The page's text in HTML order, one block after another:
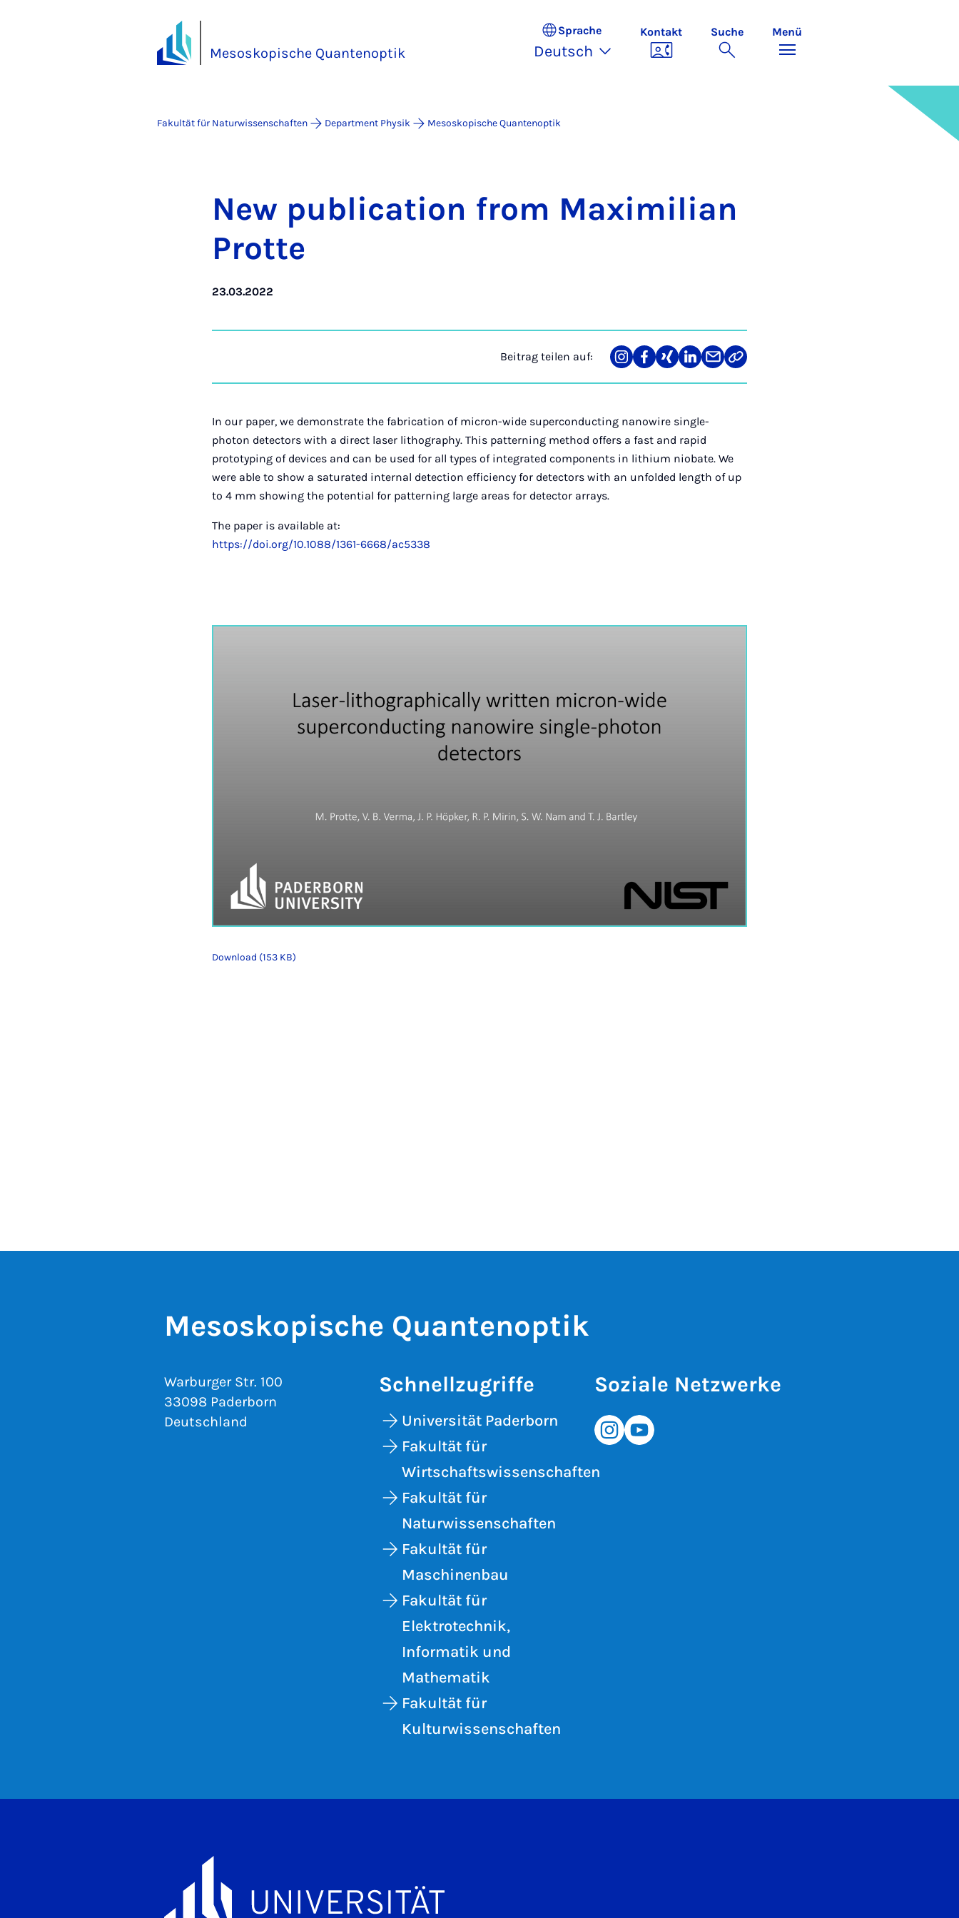
Mesoskopische Quantenoptik
Sprache
Deutsch
Kontakt Suche Menü
Fakultät für Naturwissenschaften Department Physik Mesoskopische Quantenoptik
New pu­bli­ca­ti­on from Ma­xi­mi­li­an
Prot­te
23.03.2022
Beitrag teilen auf:
Teilen
auf
Teilen
auf
Teilen
auf
Teilen
auf
Teilen
über
Link
kopieren
In our paper, we demonstrate the fabrication of micron-wide superconducting nanowire single-
photon detectors with a direct laser lithography. This patterning method offers a fast and rapid
prototyping of devices and can be used for all types of integrated components in lithium niobate. We
were able to show a saturated internal detection efficiency for detectors with an unfolded length of up
to 4 mm showing the potential for patterning large areas for detector arrays.
The paper is available at:
https://doi.org/10.1088/1361-6668/ac5338
Download (153 KB)
Mesoskopische Quantenoptik
Warburger Str. 100
33098 Paderborn
Deutschland
Schnellzugriffe
Universität Paderborn
Fakultät für
Wirtschaftswissenschaften
Fakultät für
Naturwissenschaften
Fakultät für
Maschinenbau
Fakultät für
Elektrotechnik,
Informatik und
Mathematik
Fakultät für
Kulturwissenschaften
Soziale Netzwerke